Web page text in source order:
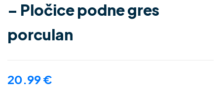
– Pločice podne gres
porculan
20.99€